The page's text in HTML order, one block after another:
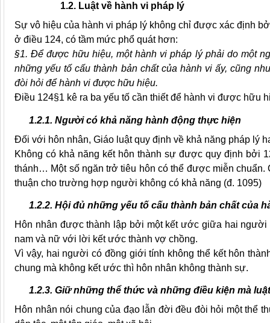
1.2. Luật về hành vi pháp lý
Sự vô hiệu của hành vi pháp lý không chỉ được xác định
ở điều 124, có tầm mức phổ quát hơn:
§1. Để được hữu hiệu, một hành vi pháp lý phải do một
những yếu tố cấu thành bản chất của hành vi ấy, cũng
đòi hỏi để hành vi được hữu hiệu.
Điều 124§1 kê ra ba yếu tố cần thiết để hành vi được hữu
1.2.1. Người có khả năng hành động thực hiện
Đối với hôn nhân, Giáo luật quy định về khả năng pháp lý
Không có khả năng kết hôn thành sự được quy định bởi
thánh… Một số ngăn trở tiêu hôn có thể được miễn chuẩn.
thuận cho trường hợp người không có khả năng (đ. 1095)
1.2.2. Hội đủ những yếu tố cấu thành bản chất của
Hôn nhân được thành lập bởi một kết ước giữa hai
nam và nữ với lời kết ước thành vợ chồng.
Vì vậy, hai người có đồng giới tính không thể kết hôn
chung mà không kết ước thì hôn nhân không thành sự.
1.2.3. Giữ những thể thức và những điều kiện mà
Hôn nhân nói chung của đạo lẫn đời đều đòi hỏi một thể